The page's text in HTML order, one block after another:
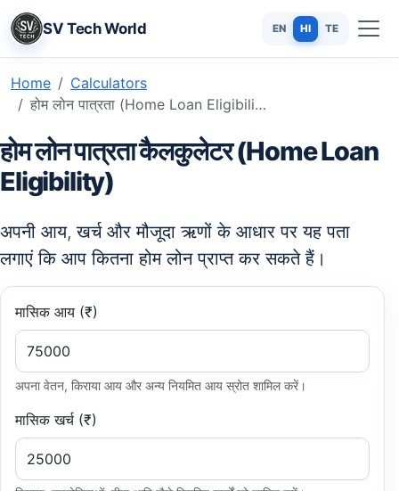
SV Tech World EN HI TE
Home
Calculators
होम लोन पात्रता (Home Loan Eligibility) - मिनटों में जानें कि आप कितना कर्ज ले सकते हैं
होम लोन पात्रता कैलकुलेटर (Home Loan
Eligibility)
अपनी आय, खर्च और मौजूदा ऋणों के आधार पर यह पता
लगाएं कि आप कितना होम लोन प्राप्त कर सकते हैं।
मासिक आय (₹)
अपना वेतन, किराया आय और अन्य नियमित आय स्रोत शामिल करें।
मासिक खर्च (₹)